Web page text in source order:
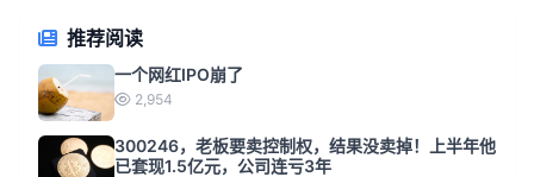
推荐阅读
一个网红IPO崩了
2,954
300246，老板要卖控制权，结果没卖掉！上半年他
已套现1.5亿元，公司连亏3年